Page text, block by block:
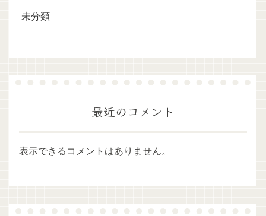
未分類
最近のコメント
表示できるコメントはありません。